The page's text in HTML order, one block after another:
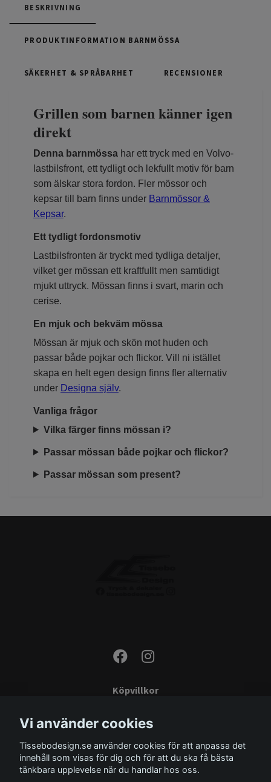
BESKRIVNING
PRODUKTINFORMATION BARNMÖSSA
SÄKERHET & SPRÅBARHET RECENSIONER
Grillen som barnen känner igen
direkt
Denna barnmössa har ett tryck med en Volvo-
lastbilsfront, ett tydligt och lekfullt motiv för barn
som älskar stora fordon. Fler mössor och
kepsar till barn finns under Barnmössor &
Kepsar.
Ett tydligt fordonsmotiv
Lastbilsfronten är tryckt med tydliga detaljer,
vilket ger mössan ett kraftfullt men samtidigt
mjukt uttryck. Mössan finns i svart, marin och
cerise.
En mjuk och bekväm mössa
Mössan är mjuk och skön mot huden och
passar både pojkar och flickor. Vill ni istället
skapa en helt egen design finns fler alternativ
under Designa själv.
Vanliga frågor
Vilka färger finns mössan i?
Passar mössan både pojkar och flickor?
Passar mössan som present?
Köpvillkor
Monteringsinstruktioner
Miljö
Storleksguide
Vi använder cookies
Tissebodesign.se använder cookies för att anpassa det
innehåll som visas för dig och för att du ska få bästa
tänkbara upplevelse när du handlar hos oss.